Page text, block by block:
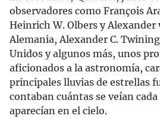
observadores como François
Heinrich W. Olbers y
Alemania, Alexander C.
Unidos y algunos más, unos
aficionados a la astronomía,
principales lluvias de estrellas
contaban cuántas se veían
aparecían en el cielo.